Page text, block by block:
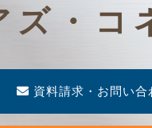
ズ・コ
資料請求・お問い合